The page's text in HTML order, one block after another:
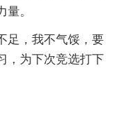
。
足，我不气馁，要
，为下次竞选打下